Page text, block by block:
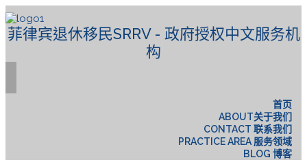
菲律宾退休移民SRRV - 政府授权中文服务机
构
首页
ABOUT关于我们
CONTACT 联系我们
PRACTICE AREA 服务领域
BLOG 博客